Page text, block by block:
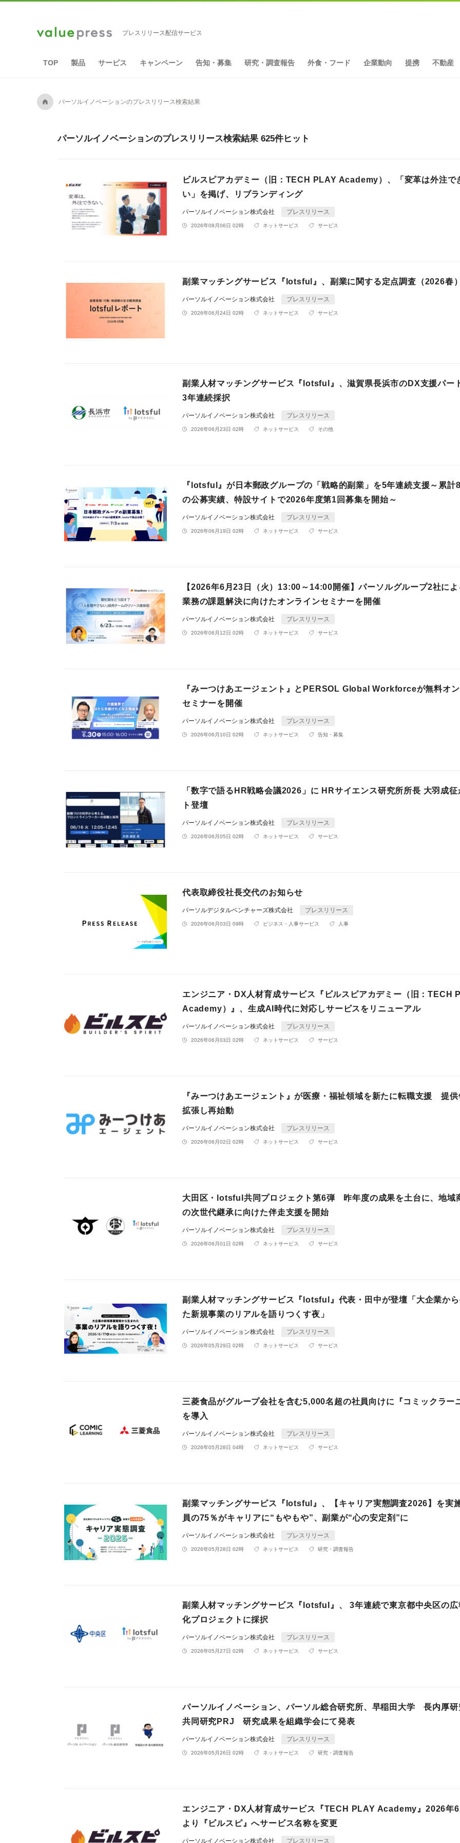
プレスリリース配信サービス
TOP 製品 サービス キャンペーン 告知・募集 研究・調査報告 外食・フード 企業動向 提携 不動産
A パーソルイノベーションのプレスリリース検索結果
パーソルイノベーションのプレスリリース検索結果 625件ヒット
ビルスピアカデミー（旧：TECH PLAY Academy）、「変革は外注で
い」を掲げ、リブランディング
パーソルイノベーション株式会社 プレスリリース
2026年08月06日 02時 ネットサービス サービス
副業マッチングサービス『lotsful』、副業に関する定点調査（2026春
パーソルイノベーション株式会社 プレスリリース
2026年06月24日 02時 ネットサービス サービス
副業人材マッチングサービス『lotsful』、滋賀県長浜市のDX支援パー
3年連続採択
パーソルイノベーション株式会社 プレスリリース
2026年06月23日 02時 ネットサービス その他
『lotsful』が日本郵政グループの「戦略的副業」を5年連続支援～累計
の公募実績、特設サイトで2026年度第1回募集を開始～
パーソルイノベーション株式会社 プレスリリース
2026年06月19日 02時 ネットサービス サービス
【2026年6月23日（火）13:00～14:00開催】パーソルグループ2社に
業務の課題解決に向けたオンラインセミナーを開催
パーソルイノベーション株式会社 プレスリリース
2026年06月12日 02時 ネットサービス サービス
『みーつけあエージェント』とPERSOL Global Workforceが無料オ
セミナーを開催
パーソルイノベーション株式会社 プレスリリース
2026年06月10日 02時 ネットサービス 告知・募集
「数字で語るHR戦略会議2026」に HRサイエンス研究所所長 大羽成征
ト登壇
パーソルイノベーション株式会社 プレスリリース
2026年06月05日 02時 ネットサービス サービス
代表取締役社長交代のお知らせ
パーソルデジタルベンチャーズ株式会社 プレスリリース
2026年06月03日 09時 ビジネス・人事サービス 人事
エンジニア・DX人材育成サービス『ビルスピアカデミー（旧：TECH
Academy）』、生成AI時代に対応しサービスをリニューアル
パーソルイノベーション株式会社 プレスリリース
2026年06月03日 02時 ネットサービス サービス
『みーつけあエージェント』が医療・福祉領域を新たに転職支援 提供
拡張し再始動
パーソルイノベーション株式会社 プレスリリース
2026年06月02日 02時 ネットサービス サービス
大田区・lotsful共同プロジェクト第6弾 昨年度の成果を土台に、地域
の次世代継承に向けた伴走支援を開始
パーソルイノベーション株式会社 プレスリリース
2026年06月01日 02時 ネットサービス サービス
副業人材マッチングサービス『lotsful』代表・田中が登壇「大企業か
た新規事業のリアルを語りつくす夜」
パーソルイノベーション株式会社 プレスリリース
2026年05月29日 02時 ネットサービス サービス
三菱食品がグループ会社を含む5,000名超の社員向けに『コミックラー
を導入
パーソルイノベーション株式会社 プレスリリース
2026年05月28日 04時 ネットサービス サービス
副業マッチングサービス『lotsful』、【キャリア実態調査2026】を
員の75％がキャリアに“もやもや”、副業が“心の安定剤”に
パーソルイノベーション株式会社 プレスリリース
2026年05月28日 02時 ネットサービス 研究・調査報告
副業人材マッチングサービス『lotsful』、 3年連続で東京都中央区の広
化プロジェクトに採択
パーソルイノベーション株式会社 プレスリリース
2026年05月27日 02時 ネットサービス サービス
パーソルイノベーション、パーソル総合研究所、早稲田大学 長内厚研
共同研究PRJ 研究成果を組織学会にて発表
パーソルイノベーション株式会社 プレスリリース
2026年05月26日 02時 ネットサービス 研究・調査報告
エンジニア・DX人材育成サービス『TECH PLAY Academy』2026年
より『ビルスピ』へサービス名称を変更
パーソルイノベーション株式会社 プレスリリース